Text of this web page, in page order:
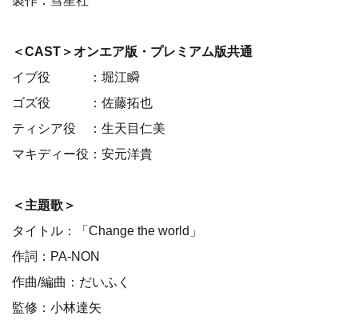
＜CAST＞オンエア版・プレミアム版共通
イブ役 ：堀江瞬
ゴズ役 ：佐藤拓也
ティシア役 ：生天目仁美
マキディー役：安元洋貴
＜主題歌＞
タイトル：「Change the world」
作詞：PA-NON
作曲/編曲：だいふく
監修：小林達矢